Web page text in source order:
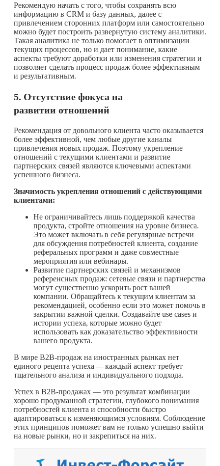
Рекомендую начать с того, чтобы сохранять всю
информацию в CRM и базу данных, далее с
привлечением сторонних платформ или самостоятельно
можно будет построить развернутую систему аналитики.
Такая аналитика не только помогает в оптимизации
текущих процессов, но и дает понимание, какие
аспекты требуют доработки или изменения стратегии и
позволяет сделать процесс продаж более эффективным
и результативным.
5. Отсутствие фокуса на
развитии отношений
Рекомендация от довольного клиента часто оказывается
более эффективной, чем любые другие каналы
привлечения новых продаж. Поэтому укрепление
отношений с текущими клиентами и развитие
партнерских связей являются ключевыми аспектами
успешного бизнеса.
Значимость укрепления отношений с действующими
клиентами:
Не ограничивайтесь лишь поддержкой качества
продукта, стройте отношения на уровне бизнеса.
Это может включать в себя регулярные встречи
для обсуждения потребностей клиента, создание
реферальных программ и даже совместные
мероприятия или вебинары.
Развитие партнерских связей и механизмов
референсных продаж: сетевые связи и партнерства
могут существенно ускорить рост вашей
компании. Обращайтесь к текущим клиентам за
рекомендацией, особенно если это может помочь в
закрытии важной сделки. Создавайте use cases и
истории успеха, которые можно будет
использовать как доказательство эффективности
вашего продукта.
В мире B2B-продаж на иностранных рынках нет
единого рецепта успеха —каждый аспект требует
тщательного анализа и индивидуального подхода.
Успех в B2B-продажах — это результат комбинации
хорошо продуманной стратегии, глубокого понимания
потребностей клиента и способности быстро
адаптироваться к изменяющимся условиям. Соблюдение
этих принципов поможет вам не только успешно выйти
на новые рынки, но и закрепиться на них.